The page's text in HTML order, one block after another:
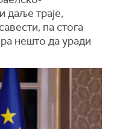
даље траје,
па стога
нешто да уради